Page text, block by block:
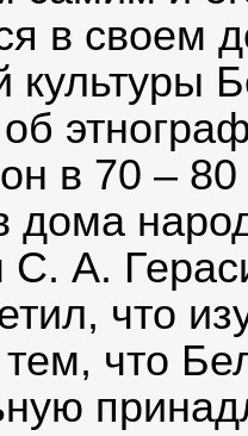
в своем
культуры
в 70 – 80
дома
С. А.
что
тем, что